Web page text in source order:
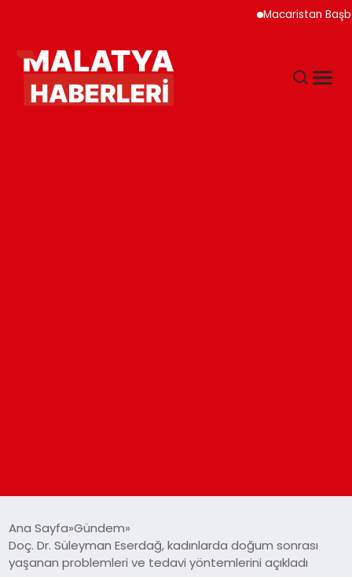
Macaristan
GÜNDEM
Ana Sayfa Gündem
Doç. Dr. Süleyman Eserdağ, kadınlarda doğum sonrası
yaşanan problemleri ve tedavi yöntemlerini açıkladı